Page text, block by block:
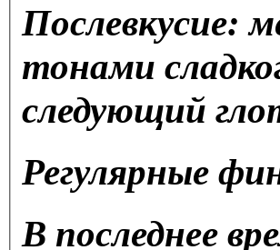
Послевкусие:
тонами
следующий
Регулярные
В последнее